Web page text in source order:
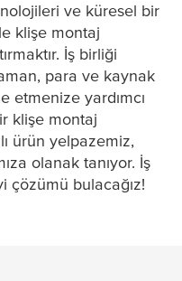
ve küresel bir
klişe montaj
İş birliği
para ve kaynak
etmenize yardımcı
klişe montaj
ürün yelpazemiz,
olanak tanıyor. İş
çözümü bulacağız!